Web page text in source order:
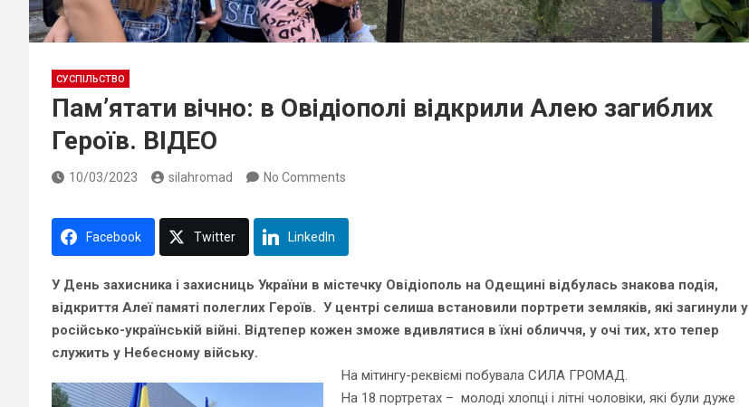
СУСПІЛЬСТВО
Пам’ятати вічно: в Овідіополі відкрили Алею загиблих
Героїв. ВІДЕО
10/03/2023 silahromad No Comments
Facebook Twitter LinkedIn
У День захисника і захисниць України в містечку Овідіополь на Одещині відбулась знакова подія,
відкриття Алеї памяті полеглих Героїв. У центрі селиша встановили портрети земляків, які загинули у
російсько-українській війні. Відтепер кожен зможе вдивлятися в їхні обличчя, у очі тих, хто тепер
служить у Небесному війську.
На мітингу-реквіємі побувала СИЛА ГРОМАД.
На 18 портретах – молоді хлопці і літні чоловіки, які були дуже